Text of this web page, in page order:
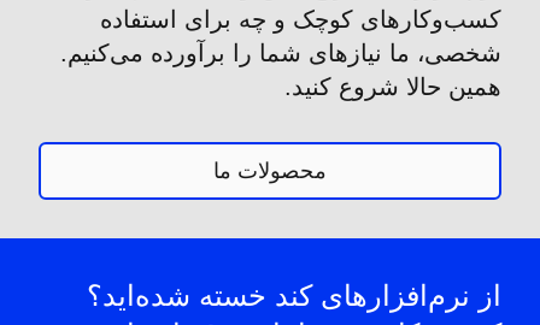
کسب‌وکارهای کوچک و چه برای استفاده
شخصی، ما نیازهای شما را برآورده می‌کنیم.
همین حالا شروع کنید.
محصولات ما
از نرم‌افزارهای کند خسته شده‌اید؟